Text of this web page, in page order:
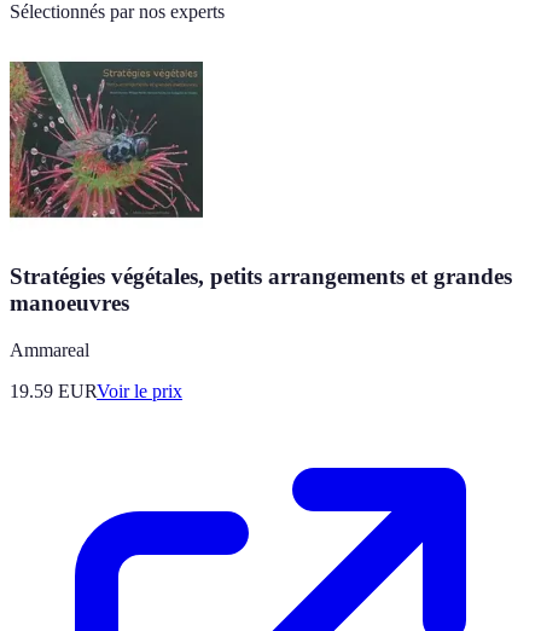
Sélectionnés par nos experts
Stratégies végétales, petits arrangements et grandes
manoeuvres
Ammareal
19.59 EURVoir le prix